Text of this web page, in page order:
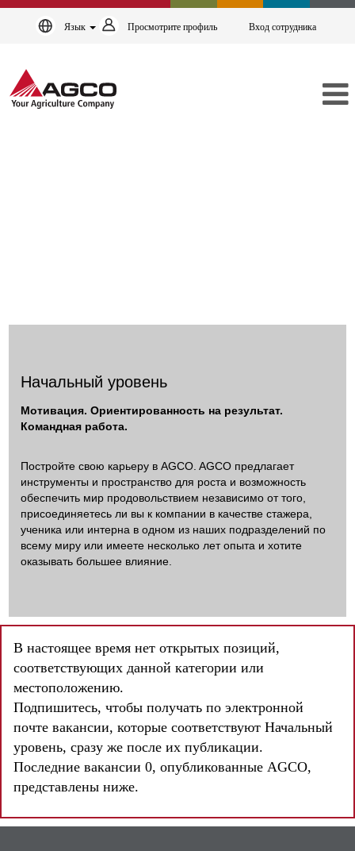
Язык Просмотрите профиль Вход сотрудника
Начальный уровень
Мотивация. Ориентированность на результат.
Командная работа.
Постройте свою карьеру в AGCO. AGCO предлагает
инструменты и пространство для роста и возможность
обеспечить мир продовольствием независимо от того,
присоединяетесь ли вы к компании в качестве стажера,
ученика или интерна в одном из наших подразделений по
всему миру или имеете несколько лет опыта и хотите
оказывать большее влияние.
В настоящее время нет открытых позиций,
соответствующих данной категории или
местоположению.
Подпишитесь, чтобы получать по электронной
почте вакансии, которые соответствуют Начальный
уровень, сразу же после их публикации.
Последние вакансии 0, опубликованные AGCO,
представлены ниже.